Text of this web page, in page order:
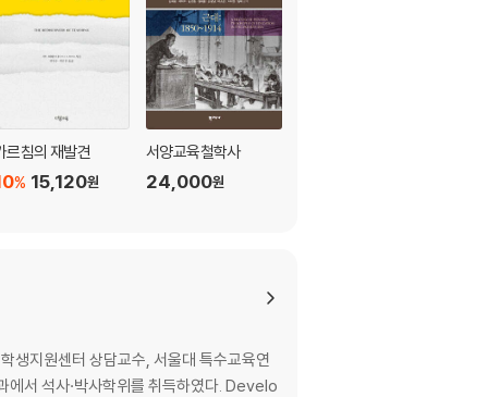
르침의 재발견
15,120원
%
서양교육철학사
24,000원
생지원센터 상담교수, 서울대 특수교육연
에서 석사·박사학위를 취득하였다. Develo